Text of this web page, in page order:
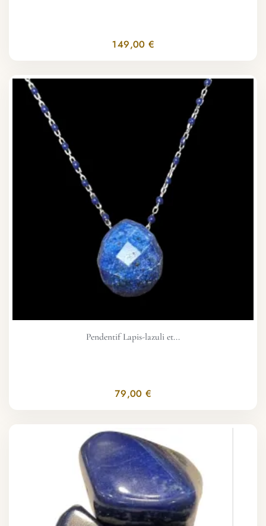
149,00 €
Pendentif Lapis-lazuli et...
79,00 €